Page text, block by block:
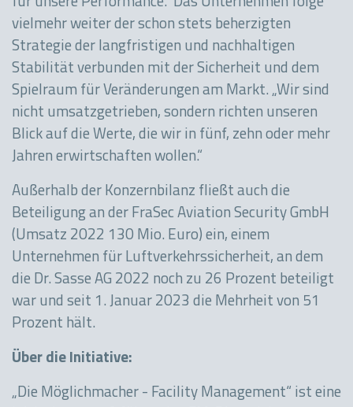
vielmehr weiter der schon stets beherzigten
Strategie der langfristigen und nachhaltigen
Stabilität verbunden mit der Sicherheit und dem
Spielraum für Veränderungen am Markt. „Wir sind
nicht umsatzgetrieben, sondern richten unseren
Blick auf die Werte, die wir in fünf, zehn oder mehr
Jahren erwirtschaften wollen.“
Außerhalb der Konzernbilanz fließt auch die
Beteiligung an der FraSec Aviation Security GmbH
(Umsatz 2022 130 Mio. Euro) ein, einem
Unternehmen für Luftverkehrssicherheit, an dem
die Dr. Sasse AG 2022 noch zu 26 Prozent beteiligt
war und seit 1. Januar 2023 die Mehrheit von 51
Prozent hält.
Über die Initiative:
„Die Möglichmacher - Facility Management“ ist eine